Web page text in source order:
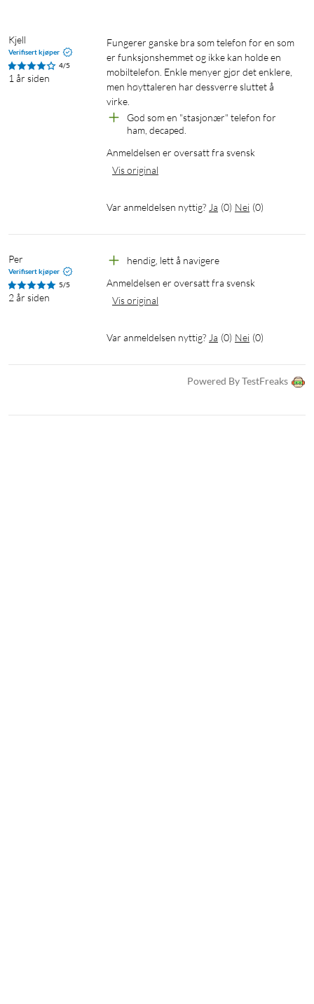
Kjell
Verifisert kjøper
4/5
1 år siden
Fungerer ganske bra som telefon for en som
er funksjonshemmet og ikke kan holde en
mobiltelefon. Enkle menyer gjør det enklere,
men høyttaleren har dessverre sluttet å
virke.
God som en "stasjonær" telefon for
ham, decaped.
Anmeldelsen er oversatt fra svensk
Vis original
Var anmeldelsen nyttig? Ja (0) Nei (0)
Per
Verifisert kjøper
5/5
2 år siden
hendig, lett å navigere
Anmeldelsen er oversatt fra svensk
Vis original
Var anmeldelsen nyttig? Ja (0) Nei (0)
Powered By TestFreaks